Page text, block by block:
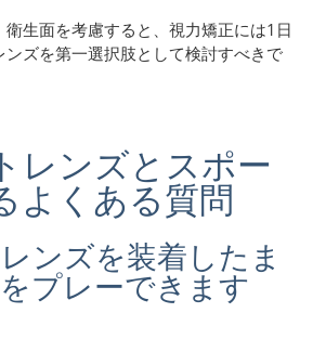
生面を考慮すると、視力矯正には1日
ズを第一選択肢として検討すべきで
レンズとスポー
よくある質問
ンズを装着したま
プレーできます